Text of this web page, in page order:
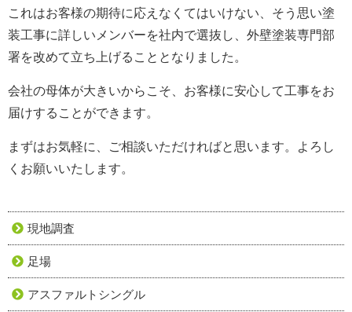
これはお客様の期待に応えなくてはいけない、そう思い塗
装工事に詳しいメンバーを社内で選抜し、外壁塗装専門部
署を改めて立ち上げることとなりました。
会社の母体が大きいからこそ、お客様に安心して工事をお
届けすることができます。
まずはお気軽に、ご相談いただければと思います。よろし
くお願いいたします。
現地調査
足場
アスファルトシングル